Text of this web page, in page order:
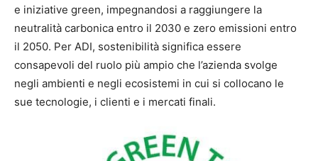
e iniziative green, impegnandosi a raggiungere la
neutralità carbonica entro il 2030 e zero emissioni entro
il 2050. Per ADI, sostenibilità significa essere
consapevoli del ruolo più ampio che l’azienda svolge
negli ambienti e negli ecosistemi in cui si collocano le
sue tecnologie, i clienti e i mercati finali.